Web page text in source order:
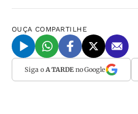
OUÇA COMPARTILHE
Siga o A TARDEno Google